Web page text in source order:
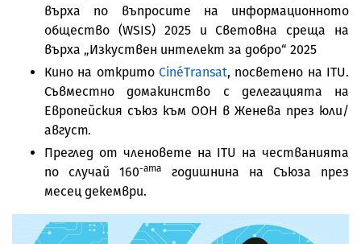
върха по въпросите на информационното
общество (WSIS) 2025 и Световна среща на
върха „Изкуствен интелект за добро“ 2025
Кино на открито CinéTransat, посветено на ITU.
Съвместно домакинство с делегацията на
Европейския съюз към ООН в Женева през юли/
август.
Преглед от членовете на ITU на честванията
по случай 160-ата
годишнина на Съюза през
месец декември.